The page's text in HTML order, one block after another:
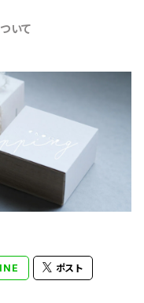
いて
ポスト